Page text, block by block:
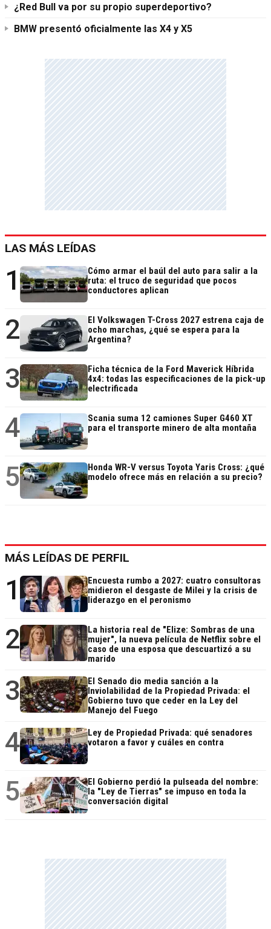
¿Red Bull va por su propio superdeportivo?
BMW presentó oficialmente las X4 y X5
LAS MÁS LEÍDAS
1
Cómo armar el baúl del auto para salir a la
ruta: el truco de seguridad que pocos
conductores aplican
2
El Volkswagen T-Cross 2027 estrena caja de
ocho marchas, ¿qué se espera para la
Argentina?
3
Ficha técnica de la Ford Maverick Híbrida
4x4: todas las especificaciones de la pick-up
electrificada
4
Scania suma 12 camiones Super G460 XT
para el transporte minero de alta montaña
5
Honda WR-V versus Toyota Yaris Cross: ¿qué
modelo ofrece más en relación a su precio?
MÁS LEÍDAS DE PERFIL
1
Encuesta rumbo a 2027: cuatro consultoras
midieron el desgaste de Milei y la crisis de
liderazgo en el peronismo
2
La historia real de "Elize: Sombras de una
mujer", la nueva película de Netflix sobre el
caso de una esposa que descuartizó a su
marido
3
El Senado dio media sanción a la
Inviolabilidad de la Propiedad Privada: el
Gobierno tuvo que ceder en la Ley del
Manejo del Fuego
4
Ley de Propiedad Privada: qué senadores
votaron a favor y cuáles en contra
5
El Gobierno perdió la pulseada del nombre:
la "Ley de Tierras" se impuso en toda la
conversación digital